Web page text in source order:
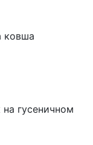
ковша
гусеничном